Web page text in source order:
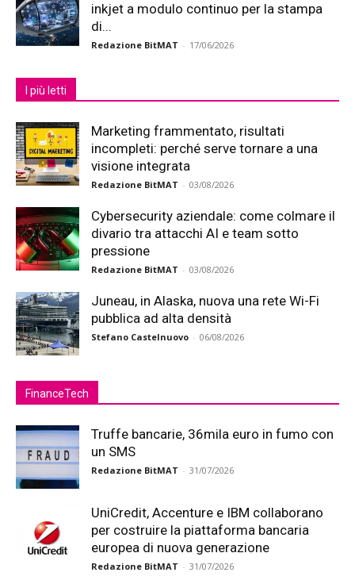
inkjet a modulo continuo per la stampa
di...
Redazione BitMAT - 17/06/2026
I più letti
Marketing frammentato, risultati
incompleti: perché serve tornare a una
visione integrata
Redazione BitMAT - 03/08/2026
Cybersecurity aziendale: come colmare il
divario tra attacchi AI e team sotto
pressione
Redazione BitMAT - 03/08/2026
Juneau, in Alaska, nuova una rete Wi-Fi
pubblica ad alta densità
Stefano Castelnuovo - 06/08/2026
FinanceTech
Truffe bancarie, 36mila euro in fumo con
un SMS
Redazione BitMAT - 31/07/2026
UniCredit, Accenture e IBM collaborano
per costruire la piattaforma bancaria
europea di nuova generazione
Redazione BitMAT - 31/07/2026